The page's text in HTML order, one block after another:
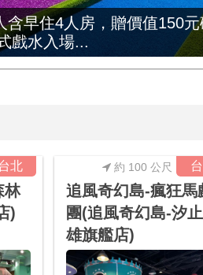
早住4人房，贈價值150
戲水入場...
北
林
)
約 100 公尺
追風奇幻島-瘋狂馬
團(追風奇幻島-汐
雄旗艦店)